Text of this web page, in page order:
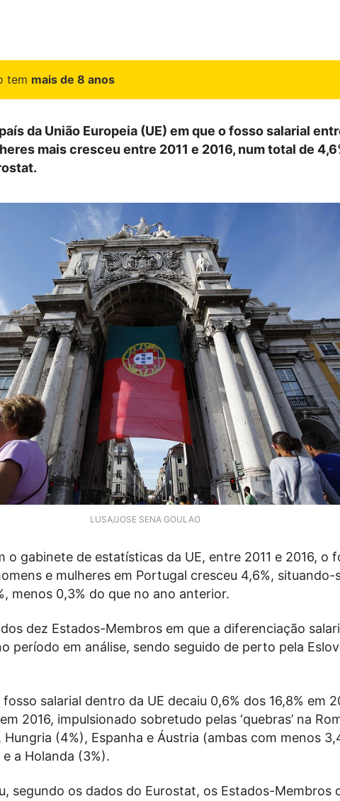
tem mais de 8 anos
da União Europeia (UE) em que o fosso salarial
mais cresceu entre 2011 e 2016, num total de
LUSA/JOSE SENA GOULAO
o gabinete de estatísticas da UE, entre 2011 e 2016, o
e mulheres em Portugal cresceu 4,6%, situando-
menos 0,3% do que no ano anterior.
dez Estados-Membros em que a diferenciação
período em análise, sendo seguido de perto pela
salarial dentro da UE decaiu 0,6% dos 16,8% em
2016, impulsionado sobretudo pelas ‘quebras’ na
(4%), Espanha e Áustria (ambas com menos
a Holanda (3%).
segundo os dados do Eurostat, os Estados-Membros